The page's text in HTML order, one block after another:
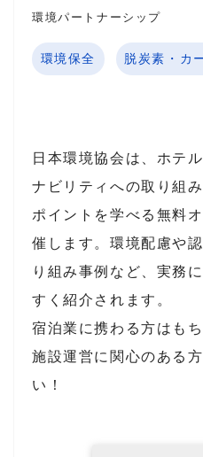
環境パートナーシップ
環境保全 脱炭素・カ
日本環境協会は、ホテ
ナビリティへの取り組
ポイントを学べる無料
催します。環境配慮や
り組み事例など、実務
すく紹介されます。
宿泊業に携わる方はも
施設運営に関心のある
い！